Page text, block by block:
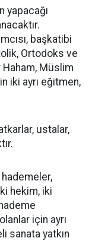
yapacağı
başkatibi
Ortodoks ve
Müslim
iki ayrı eğitmen,
ustalar,
hademeler,
hekim, iki
için ayrı
sanata yatkın